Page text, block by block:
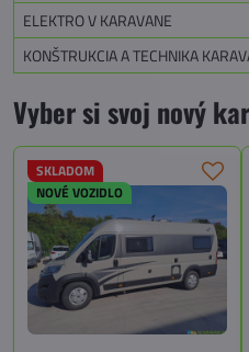
ELEKTRO V KARAVANE
KONŠTRUKCIA A TECHNIKA
Vyber si svoj nový
SKLADOM
NOVÉ VOZIDLO